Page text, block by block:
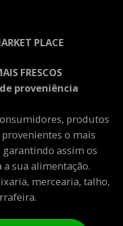
PLACE
FRESCOS
proveniência
produtos
o mais
assim os
sua alimentação.
mercearia, talho,